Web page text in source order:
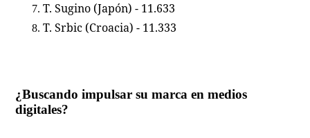
T. Sugino (Japón) - 11.633
T. Srbic (Croacia) - 11.333
¿Buscando impulsar su marca en medios
digitales?